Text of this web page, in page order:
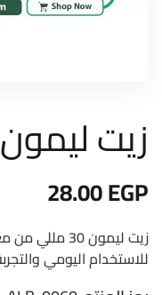
زيت ليمون 30 مللي
28.00EGP
زيت ليمون 30
للاستخدام اليومي